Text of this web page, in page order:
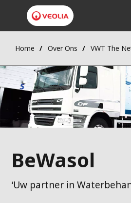
Home Over Ons VWT The
BeWasol
‘Uw partner in